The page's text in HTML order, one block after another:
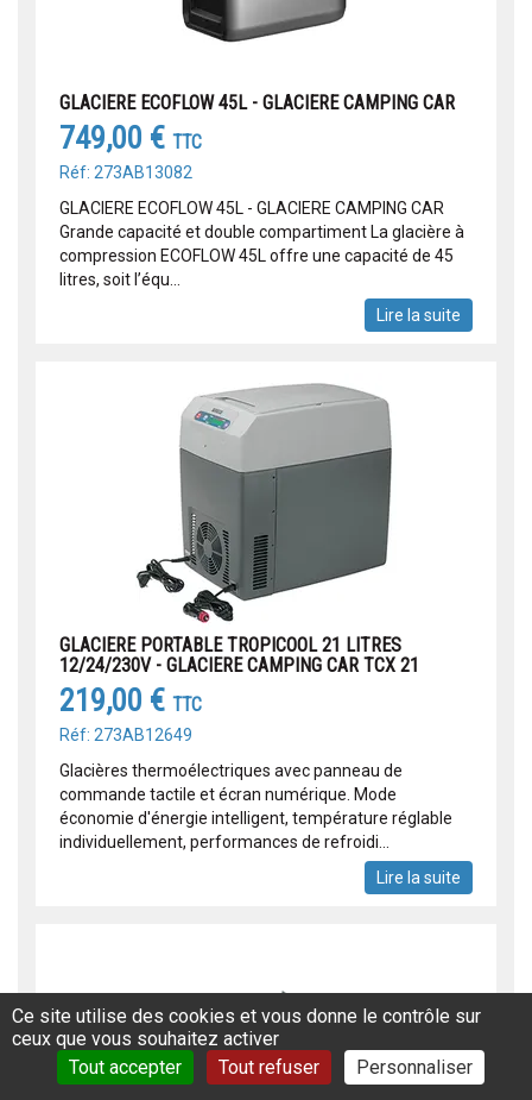
GLACIERE ECOFLOW 45L - GLACIERE CAMPING CAR
749,00 € TTC
Réf: 273AB13082
GLACIERE ECOFLOW 45L - GLACIERE CAMPING CAR
Grande capacité et double compartiment La glacière à
compression ECOFLOW 45L offre une capacité de 45
litres, soit l’équ...
Lire la suite
GLACIERE PORTABLE TROPICOOL 21 LITRES
12/24/230V - GLACIERE CAMPING CAR TCX 21
219,00 € TTC
Réf: 273AB12649
Glacières thermoélectriques avec panneau de
commande tactile et écran numérique. Mode
économie d'énergie intelligent, température réglable
individuellement, performances de refroidi...
Lire la suite
Ce site utilise des cookies et vous donne le contrôle sur
ceux que vous souhaitez activer
Tout accepter
Tout refuser Personnaliser